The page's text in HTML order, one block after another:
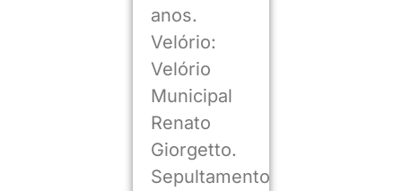
anos.
Velório:
Velório
Municipal
Renato
Giorgetto.
Sepultamento